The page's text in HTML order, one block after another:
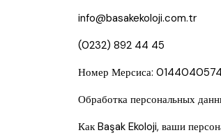
info@basakekoloji.com.tr
(0232) 892 44 45
Номер Мерсиса:
Обработка персональных
Как Başak Ekoloji, ваши